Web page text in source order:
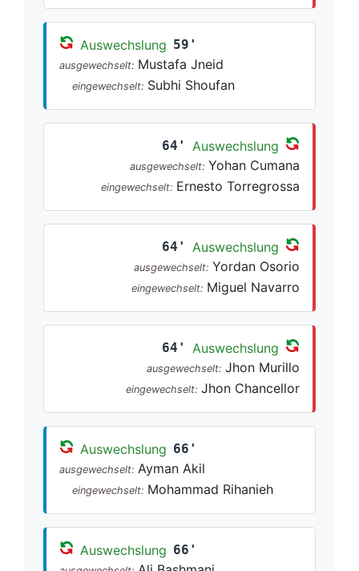
Auswechslung 59'
ausgewechselt: Mustafa Jneid
eingewechselt: Subhi Shoufan
64' Auswechslung
ausgewechselt: Yohan Cumana
eingewechselt: Ernesto Torregrossa
64' Auswechslung
ausgewechselt: Yordan Osorio
eingewechselt: Miguel Navarro
64' Auswechslung
ausgewechselt: Jhon Murillo
eingewechselt: Jhon Chancellor
Auswechslung 66'
ausgewechselt: Ayman Akil
eingewechselt: Mohammad Rihanieh
Auswechslung 66'